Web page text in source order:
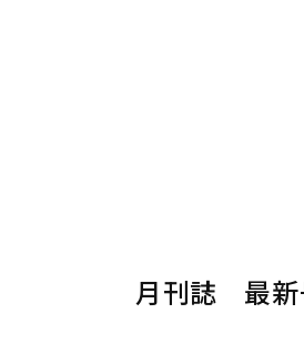
月刊誌 最新